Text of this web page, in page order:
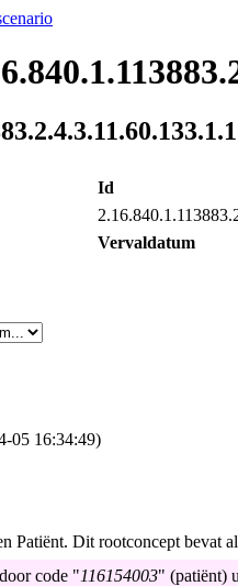
Id
Vervaldatum
16:34:49)
Patiënt. Dit rootconcept bevat
code "116154003" (patiënt)